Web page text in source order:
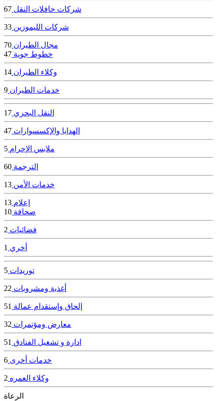
شركات حافلات النقل 67
شركات الليموزين 33
مجال الطيران 70
خطوط جوية 47
وكلاء الطيران 14
خدمات الطيران 9
النقل البحري 17
الهدايا والإكسسوارات 47
ملابس الإحرام 5
الترجمة 60
خدمات الأمن 13
إعلام 13
صحافة 10
فضائيات 2
أخري 1
توريدات 5
أغذية ومشروبات 22
إلحاق وإستقدام عمالة 51
معارض ومؤتمرات 32
ادارة و تشغيل الفنادق 51
خدمات أخرى 6
وكلاء العمره 2
الرعاة